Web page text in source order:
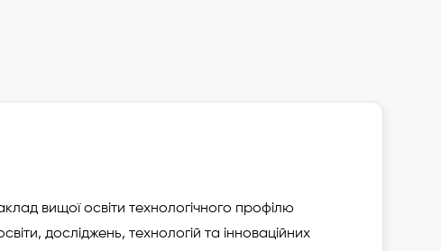
вищої освіти технологічного профілю
досліджень, технологій та інноваційних